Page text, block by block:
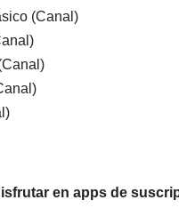
(Canal)
en apps de